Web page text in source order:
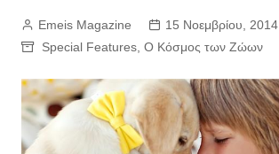
Emeis Magazine 15 Νοεμβρίου, 2014
Special Features, Ο Κόσμος των Ζώων